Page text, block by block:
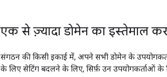
एक से ज़्यादा डोमेन का इस्तेमाल
संगठन की किसी इकाई में, अपने सभी डोमेन के
के लिए सेटिंग बदलने के लिए, सिर्फ़ उन उपयोगकर्ताओं के